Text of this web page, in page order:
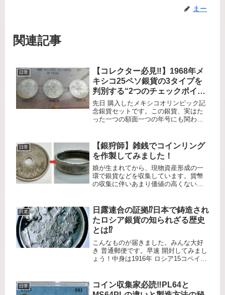
まー
関連記事
日常
【コレクター必見‼️】1968年メ
キシコ25ペソ銀貨の3タイプを
判別する“2つのチェックポイン
ト”
先日 購入したメキシコオリンピック記
念銀貨セットです。この銀貨、実はた
った一つの額面一つの年号にも関わら
揃ったセットを確認し、それぞれの
「手変わり」の秘密を徹底解説しま...
日常
【銀狩師】雑銭でコインリング
を作製してみました！
娘が生まれてから、現物資産形成の一
環で銀貨などを収集しています。貨幣
の収集に伴いあまり価値の高くない雑
いものかずっと思案していました。今
回、手持ちのコインを使ってコインリ
ン...
日常
日露連合の証拠⁉️日本で鋳造され
たロシア銀貨の知られざる歴史
とは⁉️
こんなものが届きました。みんな大好
き 普通郵便です。早速 開封してみまし
ょう！中身は1916年 ロシア15コペイカ
クのない大阪造幣局製造の銀貨になり
ます。銀貨のスペックで...
日常
コイン収集家必読‼️PL64と